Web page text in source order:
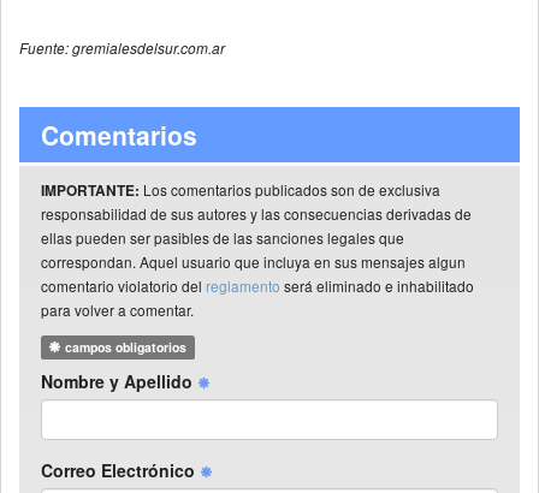
Fuente: gremialesdelsur.com.ar
Comentarios
IMPORTANTE: Los comentarios publicados son de exclusiva
responsabilidad de sus autores y las consecuencias derivadas de
ellas pueden ser pasibles de las sanciones legales que
correspondan. Aquel usuario que incluya en sus mensajes algun
comentario violatorio del reglamento será eliminado e inhabilitado
para volver a comentar.
campos obligatorios
Nombre y Apellido
Correo Electrónico